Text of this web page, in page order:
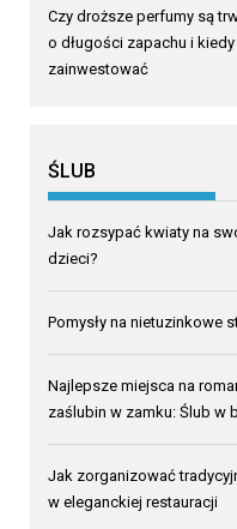
Czy droższe perfumy są
o długości zapachu i
zainwestować
ŚLUB
Jak rozsypać kwiaty na
dzieci?
Pomysły na nietuzinkowe
Najlepsze miejsca na
zaślubin w zamku: Ślub w
Jak zorganizować
w eleganckiej restauracji